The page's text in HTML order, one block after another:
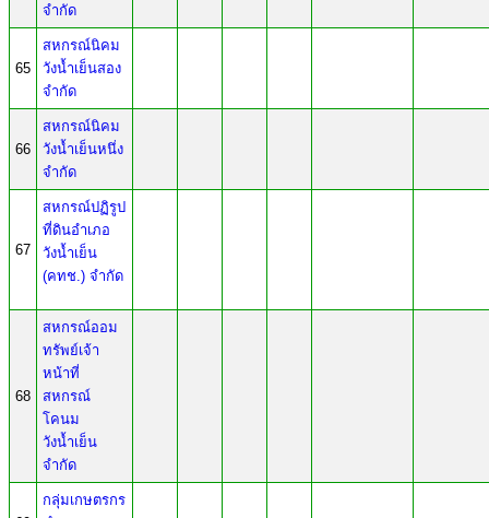
จำกัด
65
สหกรณ์นิคม
วังน้ำเย็นสอง
จำกัด
66
สหกรณ์นิคม
วังน้ำเย็นหนึ่ง
จำกัด
67
สหกรณ์ปฏิรูป
ที่ดินอำเภอ
วังน้ำเย็น
(คทช.) จำกัด
68
สหกรณ์ออม
ทรัพย์เจ้า
หน้าที่
สหกรณ์
โคนม
วังน้ำเย็น
จำกัด
กลุ่มเกษตรกร